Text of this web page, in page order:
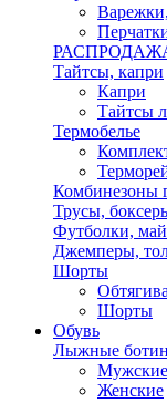
Тайтсы, капри
Капри
Тайтсы
Термобелье
Комбинезоны
Трусы,
Футболки,
Джемперы,
Шорты
Шорты
Обувь
Лыжные
Мужские
Женские